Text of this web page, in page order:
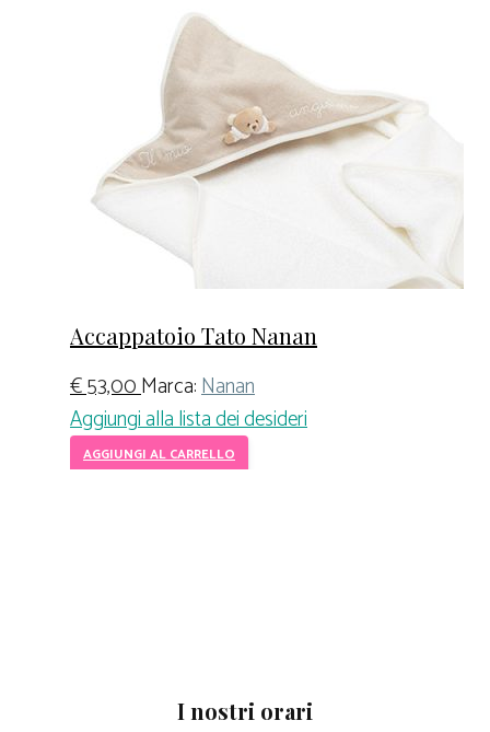
Accappatoio Tato Nanan
€53,00Marca:Nanan
Aggiungi alla lista dei desideri
AGGIUNGI AL CARRELLO
I nostri orari